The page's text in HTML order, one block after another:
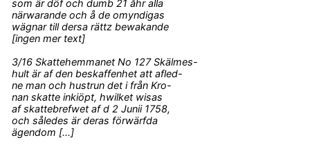
som är döf och dumb 21 åhr alla
närwarande och å de omyndigas
wägnar till dersa rättz bewakande
[ingen mer text]
3/16 Skattehemmanet No 127 Skälmes-
hult är af den beskaffenhet att afled-
ne man och hustrun det i från Kro-
nan skatte inkiöpt, hwilket wisas
af skattebrefwet af d 2 Junii 1758,
och således är deras förwärfda
ägendom [...]